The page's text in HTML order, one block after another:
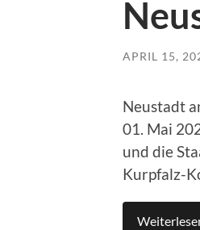
APRIL 15,
Neustadt
01. Mai
und die
Kurpfalz-